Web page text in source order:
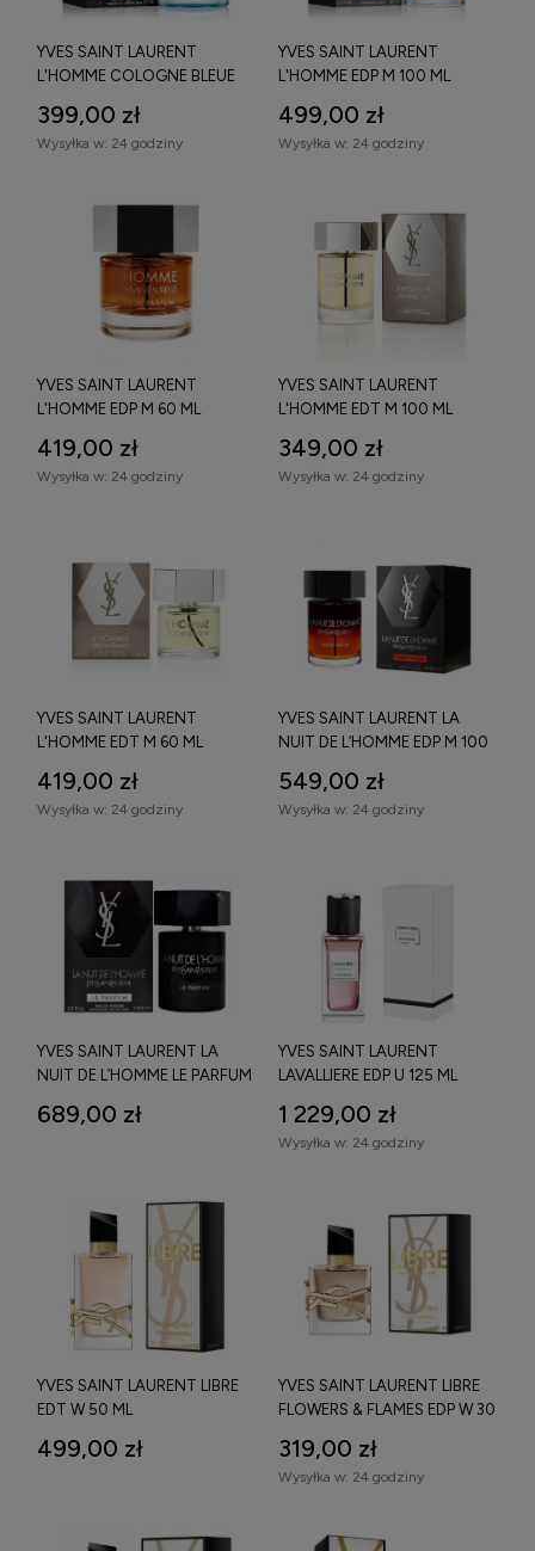
YVES SAINT LAURENT
L'HOMME COLOGNE BLEUE
399,00 zł
Wysyłka w: 24 godziny
YVES SAINT LAURENT
L'HOMME EDP M 100 ML
499,00 zł
Wysyłka w: 24 godziny
YVES SAINT LAURENT
L'HOMME EDP M 60 ML
419,00 zł
Wysyłka w: 24 godziny
YVES SAINT LAURENT
L'HOMME EDT M 100 ML
349,00 zł
Wysyłka w: 24 godziny
YVES SAINT LAURENT
L'HOMME EDT M 60 ML
419,00 zł
Wysyłka w: 24 godziny
YVES SAINT LAURENT LA
NUIT DE L’HOMME EDP M 100
549,00 zł
Wysyłka w: 24 godziny
YVES SAINT LAURENT LA
NUIT DE L’HOMME LE PARFUM
689,00 zł
YVES SAINT LAURENT
LAVALLIERE EDP U 125 ML
1 229,00 zł
Wysyłka w: 24 godziny
YVES SAINT LAURENT LIBRE
EDT W 50 ML
499,00 zł
YVES SAINT LAURENT LIBRE
FLOWERS & FLAMES EDP W 30
319,00 zł
Wysyłka w: 24 godziny